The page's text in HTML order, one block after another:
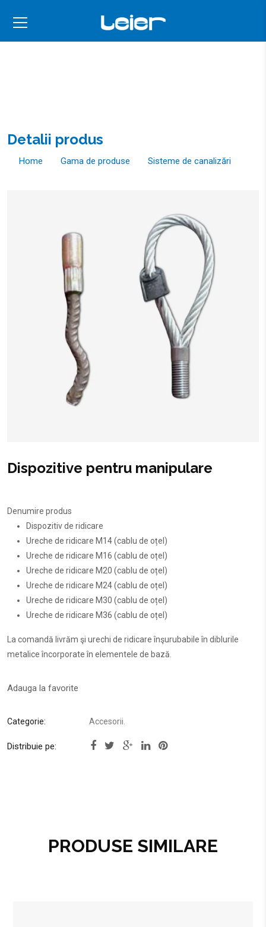
Detalii produs
Home Gama de produse Sisteme de canalizări
Dispozitive pentru manipulare
Denumire produs
Dispozitiv de ridicare
Ureche de ridicare M14 (cablu de oțel)
Ureche de ridicare M16 (cablu de oțel)
Ureche de ridicare M20 (cablu de oțel)
Ureche de ridicare M24 (cablu de oțel)
Ureche de ridicare M30 (cablu de oțel)
Ureche de ridicare M36 (cablu de oțel)
La comandă livrăm şi urechi de ridicare înşurubabile în diblurile
metalice încorporate în elementele de bază.
Adauga la favorite
Categorie: Accesorii
Distribuie pe:
PRODUSE SIMILARE